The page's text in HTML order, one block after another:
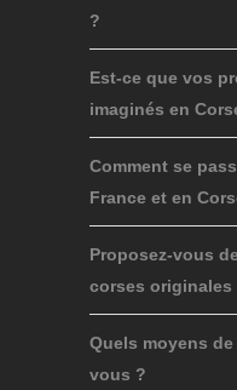
?
Est-ce que vos
imaginés en
Comment se
France et en
Proposez-vous
corses originales
Quels moyens
vous ?